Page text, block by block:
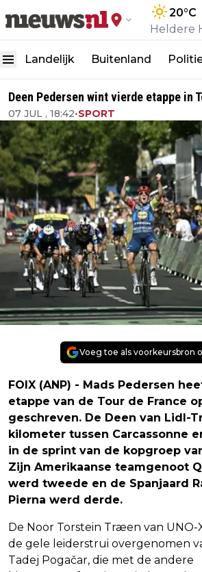
20°C
Heldere
Landelijk Buitenland
Deen Pedersen wint vierde etappe in
07 JUL , 18:42•SPORT
Voeg toe als voorkeursbron
FOIX (ANP) - Mads Pedersen
etappe van de Tour de France
geschreven. De Deen van Lidl-
kilometer tussen Carcassonne
in de sprint van de kopgroep
Zijn Amerikaanse teamgenoot
werd tweede en de Spanjaard
Pierna werd derde.
De Noor Torstein Træen van UNO-
de gele leiderstrui overgenomen
Tadej Pogačar, die met de andere